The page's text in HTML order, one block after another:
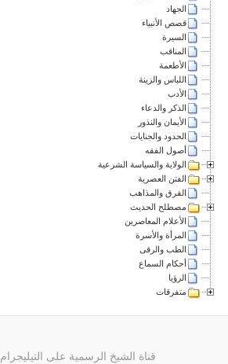
الجهاد
قصص الأنبياء
السيرة
المناقب
الأطعمة
اللباس والزينة
الأدب
الذكر والدعاء
الأيمان والنذور
الحدود والجنايات
أصول الفقه
الولاية والسياسة الشرعية
الفتن العصرية
الفرق والمذاهب
مصطلح الحديث
الأعلام المعاصرين
المرأة والأسرة
الطب والرقى
أحكام السماع
الرؤيا
متفرقات
قناة الشيخ الرسمية على التيليجرام